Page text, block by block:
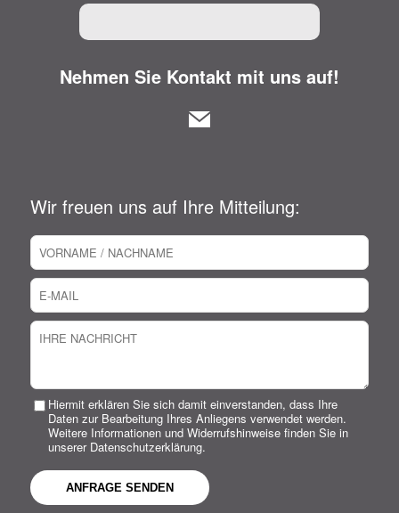
Nehmen Sie Kontakt mit uns auf!
Wir freuen uns auf Ihre Mitteilung:
Hiermit erklären Sie sich damit einverstanden, dass Ihre
Daten zur Bearbeitung Ihres Anliegens verwendet werden.
Weitere Informationen und Widerrufshinweise finden Sie in
unserer Datenschutzerklärung.